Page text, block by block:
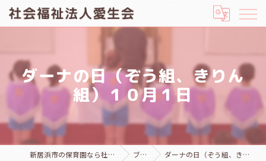
ダーナの日（ぞう組、きりん
組）１０月１日
新居浜市の保育園なら社会福祉法人愛生会 ブログ ダーナの日（ぞう組、きりん組）１０月１日